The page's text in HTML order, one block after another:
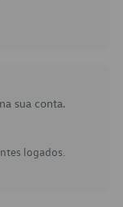
sua conta.
logados.